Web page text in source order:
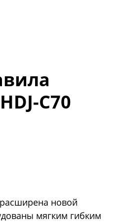
C70
расширена новой
мягким гибким